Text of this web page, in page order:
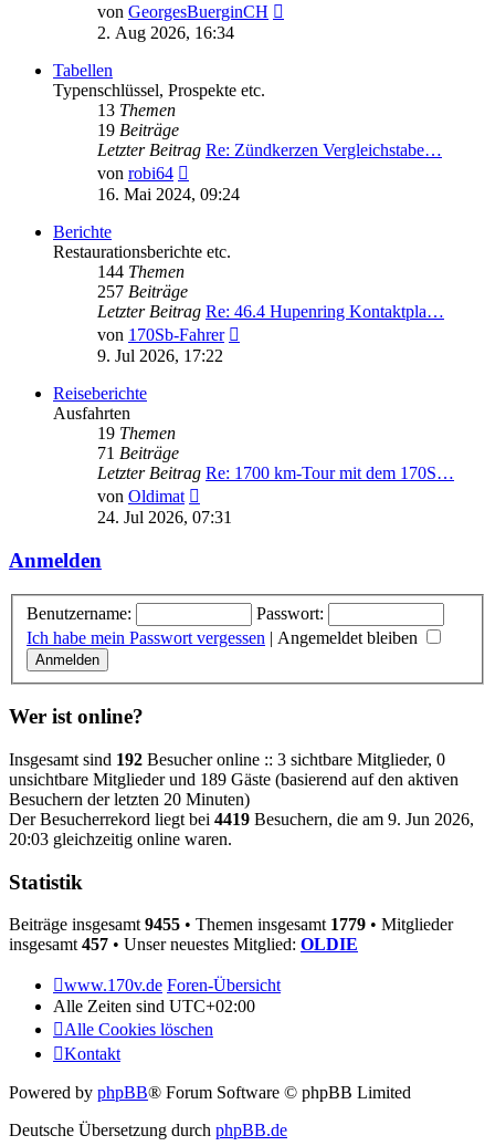
von GeorgesBuerginCH
2. Aug 2026, 16:34
Tabellen
Typenschlüssel, Prospekte etc.
13 Themen
19 Beiträge
Letzter Beitrag Re: Zündkerzen Vergleichstabe…
von robi64
Beitrag
16. Mai 2024, 09:24
Berichte
Restaurationsberichte etc.
144 Themen
257 Beiträge
Letzter Beitrag Re: 46.4 Hupenring Kontaktpla…
von 170Sb-Fahrer
9. Jul 2026, 17:22
Reiseberichte
Ausfahrten
19 Themen
71 Beiträge
Letzter Beitrag Re: 1700 km-Tour mit dem 170S…
von Oldimat
Beitrag
24. Jul 2026, 07:31
Anmelden
Benutzername:
Passwort:
Ich habe mein Passwort vergessen | Angemeldet bleiben
Wer ist online?
Insgesamt sind 192 Besucher online :: 3 sichtbare Mitglieder, 0
unsichtbare Mitglieder und 189 Gäste (basierend auf den aktiven
Besuchern der letzten 20 Minuten)
Der Besucherrekord liegt bei 4419 Besuchern, die am 9. Jun 2026,
20:03 gleichzeitig online waren.
Statistik
Beiträge insgesamt 9455 • Themen insgesamt 1779 • Mitglieder
insgesamt 457 • Unser neuestes Mitglied: OLDIE
www.170v.de Foren-Übersicht
Alle Zeiten sind UTC+02:00
Alle Cookies löschen
Kontakt
Powered by phpBB® Forum Software © phpBB Limited
Deutsche Übersetzung durch phpBB.de